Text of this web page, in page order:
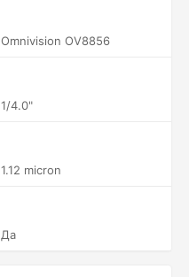
Omnivision OV8856
1/4.0"
1.12 micron
Да